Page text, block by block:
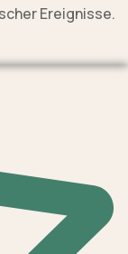
Ereignisse.